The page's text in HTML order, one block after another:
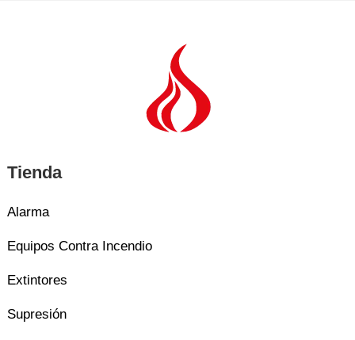
Tienda
Alarma
Equipos Contra Incendio
Extintores
Supresión